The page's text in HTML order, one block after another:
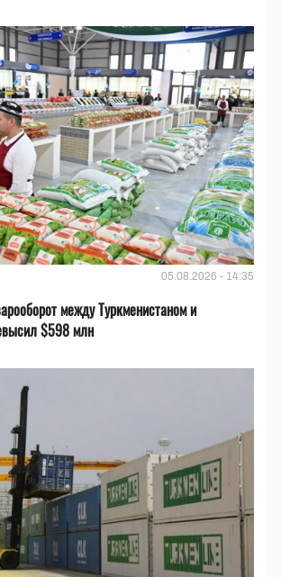
05.08.2026 - 14:35
между Туркменистаном и
$598 млн